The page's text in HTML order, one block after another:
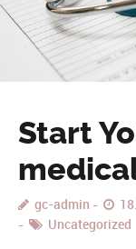
Start
gc-admin
Uncategorized